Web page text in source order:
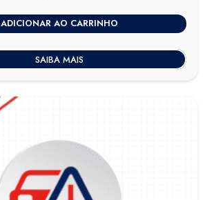
ADICIONAR AO CARRINHO
SAIBA MAIS